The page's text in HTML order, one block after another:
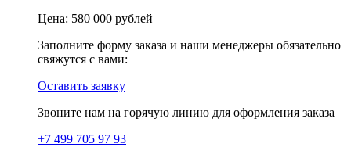
Цена: 580 000 рублей
Заполните форму заказа и наши менеджеры обязательно
свяжутся с вами:
Оставить заявку
Звоните нам на горячую линию для оформления заказа
+7 499 705 97 93